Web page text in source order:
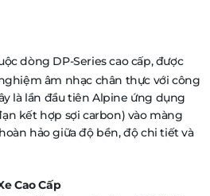
dòng DP-Series cao cấp, được
âm nhạc chân thực với công
là lần đầu tiên Alpine ứng dụng
kết hợp sợi carbon) vào màng
hảo giữa độ bền, độ chi tiết và
Cao Cấp